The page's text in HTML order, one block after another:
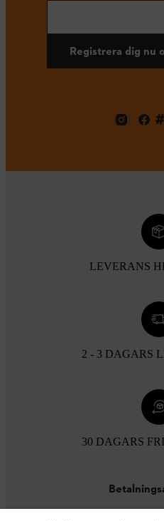
Registrera dig nu
LEVERANS
2 - 3 DAGARS
30 DAGARS